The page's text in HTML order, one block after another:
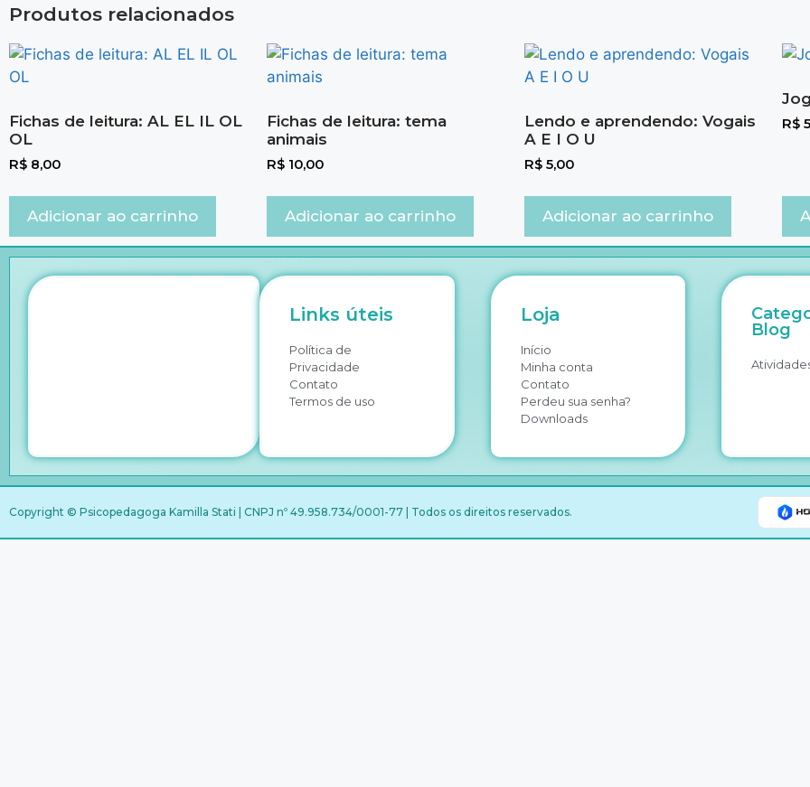
Produtos relacionados
Fichas de leitura: AL EL IL OL
OL
R$ 8,00
Adicionar ao carrinho
Fichas de leitura: tema
animais
R$ 10,00
Adicionar ao carrinho
Lendo e aprendendo: Vogais
A E I O U
R$ 5,00
Adicionar ao carrinho
R$
Links úteis
Política de
Privacidade
Contato
Termos de uso
Loja
Início
Minha conta
Contato
Perdeu sua senha?
Downloads
Blog
Copyright © Psicopedagoga Kamilla Stati | CNPJ nº 49.958.734/0001-77 | Todos os direitos reservados.